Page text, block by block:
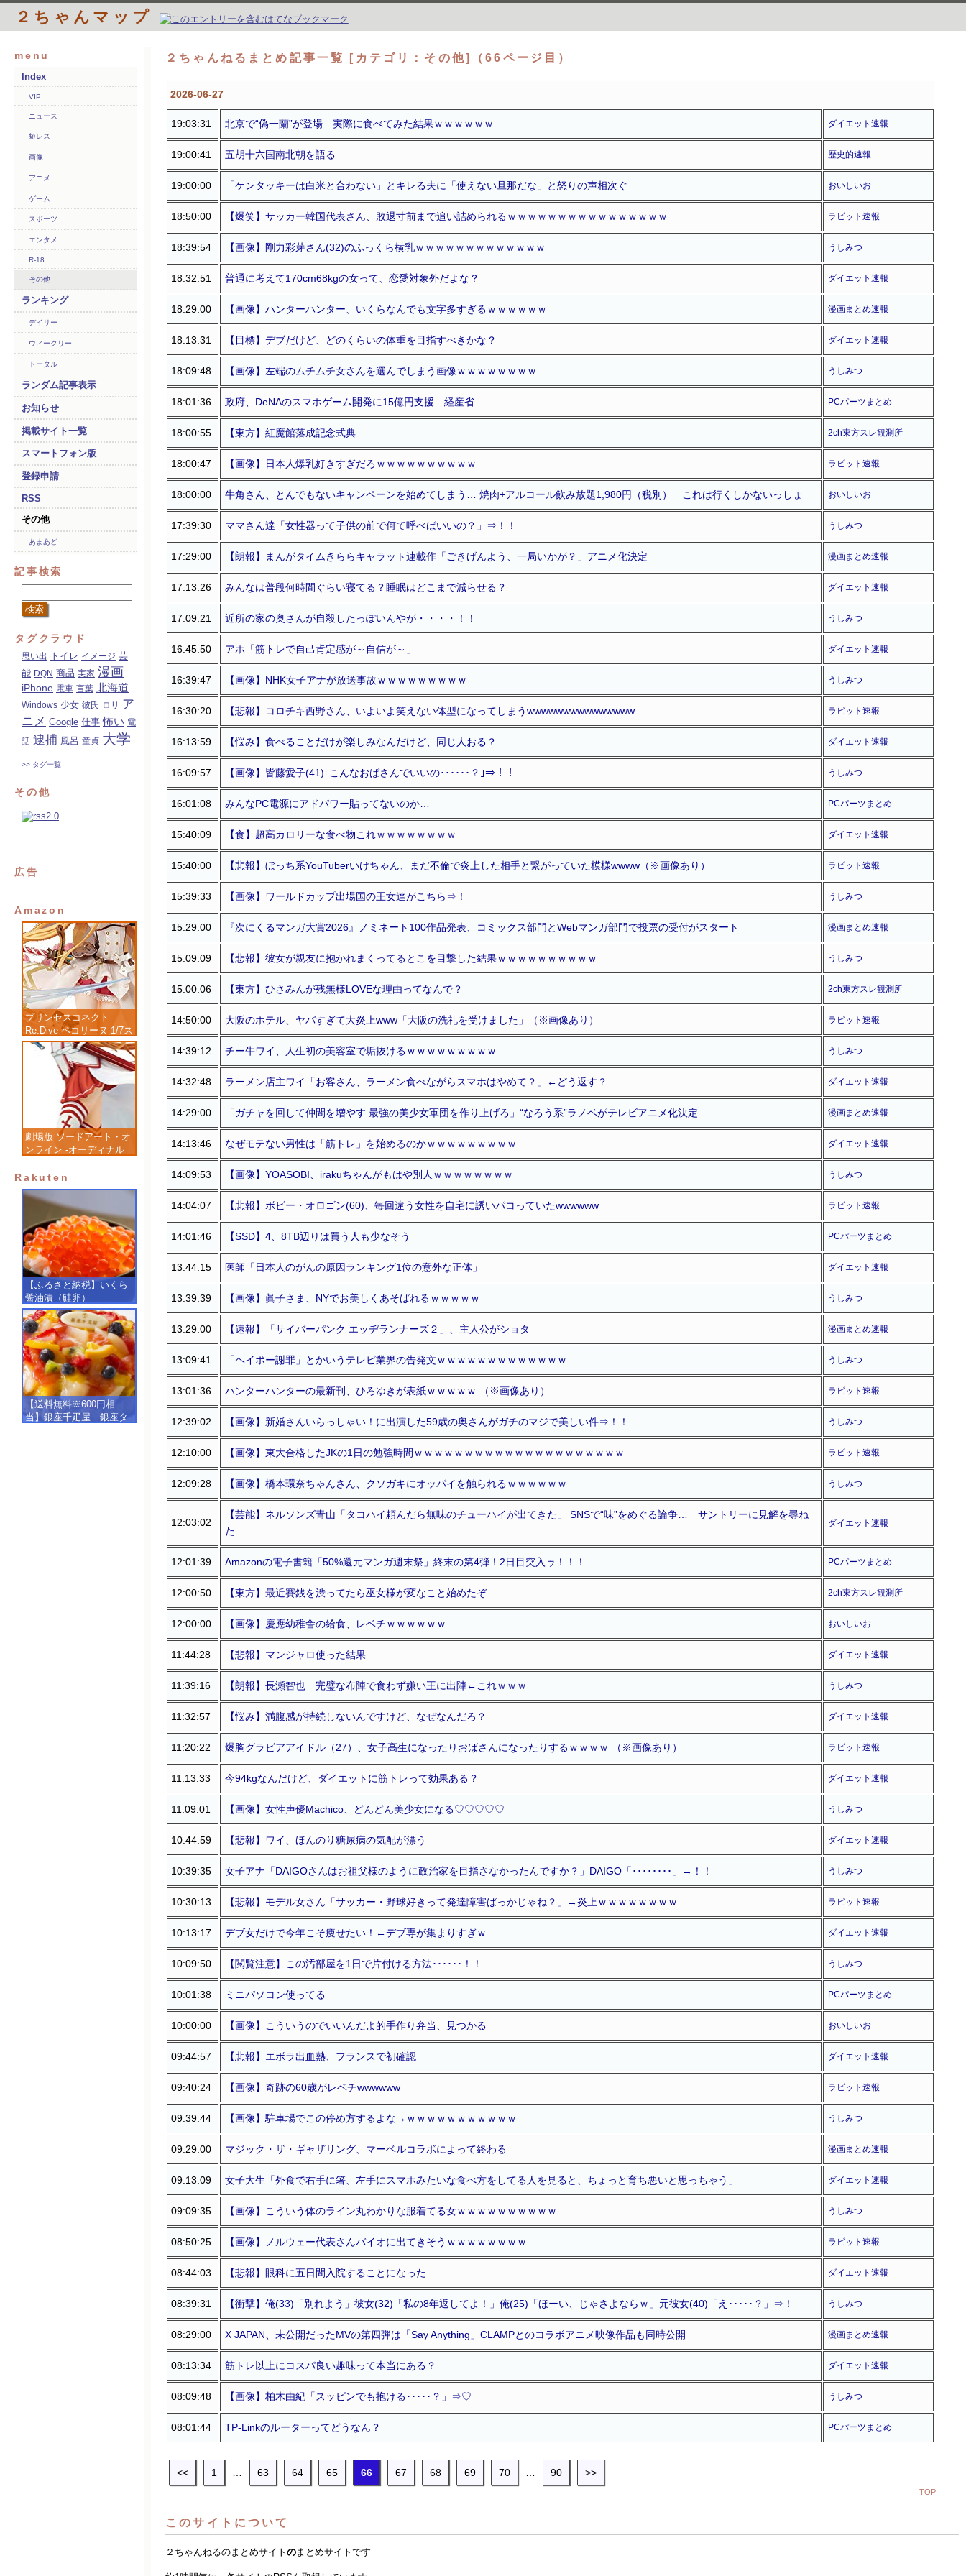
２ちゃんマップ
menu
Index
VIP
ニュース
短レス
画像
アニメ
ゲーム
スポーツ
エンタメ
R-18
その他
ランキング
デイリー
ウィークリー
トータル
ランダム記事表示
お知らせ
掲載サイト一覧
スマートフォン版
登録申請
RSS
その他
あまあど
記事検索
タグクラウド
思い出 トイレ イメージ 芸
能 DQN 商品 実家 漫画
iPhone 電車 言葉 北海道
Windows 少女 彼氏 ロリ
ア
ニメ Google 仕事 怖い 電
話 逮捕 風呂 童貞 大学
>> タグ一覧
その他
広告
Amazon
プリンセスコネクト
Re:Dive ペコリーヌ 1/7ス
ケール 塗装済み完成品フ
ィギュア
劇場版 ソードアート・オ
ンライン -オーディナル
成品フィギュア
Rakuten
【ふるさと納税】いくら
醤油漬（鮭卵）
【500g（250g×2）】
【送料無料※600円相
当】銀座千疋屋 銀座タ
２ちゃんねるまとめ記事一覧 [カテゴリ：その他]（66ページ目）
2026-06-27
19:03:31 北京で“偽一蘭”が登場 実際に食べてみた結果ｗｗｗｗｗｗ ダイエット速報
19:00:41 五胡十六国南北朝を語る 歴史的速報
19:00:00 「ケンタッキーは白米と合わない」とキレる夫に「使えない旦那だな」と怒りの声相次ぐ おいしいお
18:50:00 【爆笑】サッカー韓国代表さん、敗退寸前まで追い詰められるｗｗｗｗｗｗｗｗｗｗｗｗｗｗｗｗ ラビット速報
18:39:54 【画像】剛力彩芽さん(32)のふっくら横乳ｗｗｗｗｗｗｗｗｗｗｗｗｗ うしみつ
18:32:51 普通に考えて170cm68kgの女って、恋愛対象外だよな？ ダイエット速報
18:29:00 【画像】ハンターハンター、いくらなんでも文字多すぎるｗｗｗｗｗｗ 漫画まとめ速報
18:13:31 【目標】デブだけど、どのくらいの体重を目指すべきかな？ ダイエット速報
18:09:48 【画像】左端のムチムチ女さんを選んでしまう画像ｗｗｗｗｗｗｗｗ うしみつ
18:01:36 政府、DeNAのスマホゲーム開発に15億円支援 経産省 PCパーツまとめ
18:00:55 【東方】紅魔館落成記念式典 2ch東方スレ観測所
18:00:47 【画像】日本人爆乳好きすぎだろｗｗｗｗｗｗｗｗｗｗ ラビット速報
18:00:00 牛角さん、とんでもないキャンペーンを始めてしまう… 焼肉+アルコール飲み放題1,980円（税別） これは行くしかないっしょ おいしいお
17:39:30 ママさん達「女性器って子供の前で何て呼べばいいの？」⇒！！ うしみつ
17:29:00 【朗報】まんがタイムきららキャラット連載作「ごきげんよう、一局いかが？」アニメ化決定 漫画まとめ速報
17:13:26 みんなは普段何時間ぐらい寝てる？睡眠はどこまで減らせる？ ダイエット速報
17:09:21 近所の家の奥さんが自殺したっぽいんやが・・・・！！ うしみつ
16:45:50 アホ「筋トレで自己肯定感が～自信が～」 ダイエット速報
16:39:47 【画像】NHK女子アナが放送事故ｗｗｗｗｗｗｗｗｗ うしみつ
16:30:20 【悲報】コロチキ西野さん、いよいよ笑えない体型になってしまうwwwwwwwwwwwwwww ラビット速報
16:13:59 【悩み】食べることだけが楽しみなんだけど、同じ人おる？ ダイエット速報
16:09:57 【画像】皆藤愛子(41)｢こんなおばさんでいいの･･････？｣⇒！！ うしみつ
16:01:08 みんなPC電源にアドパワー貼ってないのか… PCパーツまとめ
15:40:09 【食】超高カロリーな食べ物これｗｗｗｗｗｗｗｗ ダイエット速報
15:40:00 【悲報】ぼっち系YouTuberいけちゃん、まだ不倫で炎上した相手と繋がっていた模様wwww（※画像あり） ラビット速報
15:39:33 【画像】ワールドカップ出場国の王女達がこちら⇒！ うしみつ
15:29:00 『次にくるマンガ大賞2026』ノミネート100作品発表、コミックス部門とWebマンガ部門で投票の受付がスタート 漫画まとめ速報
15:09:09 【悲報】彼女が親友に抱かれまくってるとこを目撃した結果ｗｗｗｗｗｗｗｗｗｗ うしみつ
15:00:06 【東方】ひさみんが残無様LOVEな理由ってなんで？ 2ch東方スレ観測所
14:50:00 大阪のホテル、ヤバすぎて大炎上www「大阪の洗礼を受けました」（※画像あり） ラビット速報
14:39:12 チー牛ワイ、人生初の美容室で垢抜けるｗｗｗｗｗｗｗｗｗ うしみつ
14:32:48 ラーメン店主ワイ「お客さん、ラーメン食べながらスマホはやめて？」←どう返す？ ダイエット速報
14:29:00 「ガチャを回して仲間を増やす 最強の美少女軍団を作り上げろ」“なろう系”ラノベがテレビアニメ化決定 漫画まとめ速報
14:13:46 なぜモテない男性は「筋トレ」を始めるのかｗｗｗｗｗｗｗｗｗ ダイエット速報
14:09:53 【画像】YOASOBI、irakuちゃんがもはや別人ｗｗｗｗｗｗｗｗ うしみつ
14:04:07 【悲報】ボビー・オロゴン(60)、毎回違う女性を自宅に誘いパコっていたwwwwww ラビット速報
14:01:46 【SSD】4、8TB辺りは買う人も少なそう PCパーツまとめ
13:44:15 医師「日本人のがんの原因ランキング1位の意外な正体」 ダイエット速報
13:39:39 【画像】眞子さま、NYでお美しくあそばれるｗｗｗｗｗ うしみつ
13:29:00 【速報】「サイバーパンク エッヂランナーズ２」、主人公がショタ 漫画まとめ速報
13:09:41 「ヘイポー謝罪」とかいうテレビ業界の告発文ｗｗｗｗｗｗｗｗｗｗｗｗｗ うしみつ
13:01:36 ハンターハンターの最新刊、ひろゆきが表紙ｗｗｗｗｗ （※画像あり） ラビット速報
12:39:02 【画像】新婚さんいらっしゃい！に出演した59歳の奥さんがガチのマジで美しい件⇒！！ うしみつ
12:10:00 【画像】東大合格したJKの1日の勉強時間ｗｗｗｗｗｗｗｗｗｗｗｗｗｗｗｗｗｗｗｗｗ ラビット速報
12:09:28 【画像】橋本環奈ちゃんさん、クソガキにオッパイを触られるｗｗｗｗｗｗ うしみつ
12:03:02
【芸能】ネルソンズ青山「タコハイ頼んだら無味のチューハイが出てきた」 SNSで“味”をめぐる論争… サントリーに見解を尋ね
た
ダイエット速報
12:01:39 Amazonの電子書籍「50%還元マンガ週末祭」終末の第4弾！2日目突入ゥ！！！ PCパーツまとめ
12:00:50 【東方】最近賽銭を渋ってたら巫女様が変なこと始めたぞ 2ch東方スレ観測所
12:00:00 【画像】慶應幼稚舎の給食、レベチｗｗｗｗｗｗ おいしいお
11:44:28 【悲報】マンジャロ使った結果 ダイエット速報
11:39:16 【朗報】長瀬智也 完璧な布陣で食わず嫌い王に出陣←これｗｗｗ うしみつ
11:32:57 【悩み】満腹感が持続しないんですけど、なぜなんだろ？ ダイエット速報
11:20:22 爆胸グラビアアイドル（27）、女子高生になったりおばさんになったりするｗｗｗｗ （※画像あり） ラビット速報
11:13:33 今94kgなんだけど、ダイエットに筋トレって効果ある？ ダイエット速報
11:09:01 【画像】女性声優Machico、どんどん美少女になる♡♡♡♡♡ うしみつ
10:44:59 【悲報】ワイ、ほんのり糖尿病の気配が漂う ダイエット速報
10:39:35 女子アナ「DAIGOさんはお祖父様のように政治家を目指さなかったんですか？」DAIGO「････････」→！！ うしみつ
10:30:13 【悲報】モデル女さん「サッカー・野球好きって発達障害ばっかじゃね？」→炎上ｗｗｗｗｗｗｗｗ ラビット速報
10:13:17 デブ女だけで今年こそ痩せたい！←デブ専が集まりすぎｗ ダイエット速報
10:09:50 【閲覧注意】この汚部屋を1日で片付ける方法･･････！！ うしみつ
10:01:38 ミニパソコン使ってる PCパーツまとめ
10:00:00 【画像】こういうのでいいんだよ的手作り弁当、見つかる おいしいお
09:44:57 【悲報】エボラ出血熱、フランスで初確認 ダイエット速報
09:40:24 【画像】奇跡の60歳がレベチwwwwww ラビット速報
09:39:44 【画像】駐車場でこの停め方するよな→ｗｗｗｗｗｗｗｗｗｗｗ うしみつ
09:29:00 マジック・ザ・ギャザリング、マーベルコラボによって終わる 漫画まとめ速報
09:13:09 女子大生「外食で右手に箸、左手にスマホみたいな食べ方をしてる人を見ると、ちょっと育ち悪いと思っちゃう」 ダイエット速報
09:09:35 【画像】こういう体のライン丸わかりな服着てる女ｗｗｗｗｗｗｗｗｗｗ うしみつ
08:50:25 【画像】ノルウェー代表さんバイオに出てきそうｗｗｗｗｗｗｗｗ ラビット速報
08:44:03 【悲報】眼科に五日間入院することになった ダイエット速報
08:39:31 【衝撃】俺(33)「別れよう」彼女(32)「私の8年返してよ！」俺(25)「ほーい、じゃさよならｗ」元彼女(40)「え･････？」⇒！ うしみつ
08:29:00 X JAPAN、未公開だったMVの第四弾は「Say Anything」CLAMPとのコラボアニメ映像作品も同時公開 漫画まとめ速報
08:13:34 筋トレ以上にコスパ良い趣味って本当にある？ ダイエット速報
08:09:48 【画像】柏木由紀「スッピンでも抱ける･････？」⇒♡ うしみつ
08:01:44 TP-Linkのルーターってどうなん？ PCパーツまとめ
<< 1 63 64 65 66 67 68 69 70 90 >>
TOP
このサイトについて
２ちゃんねるのまとめサイト の まとめサイトです